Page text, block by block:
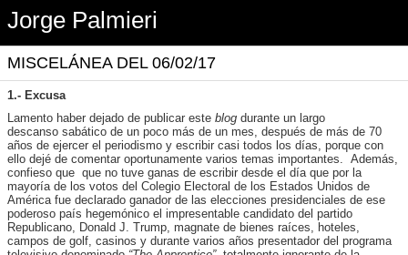
Jorge Palmieri
MISCELÁNEA DEL 06/02/17
1.- Excusa
Lamento haber dejado de publicar este blog durante un largo
descanso sabático de un poco más de un mes, después de más de 70
años de ejercer el periodismo y escribir casi todos los días, porque con
ello dejé de comentar oportunamente varios temas importantes. Además,
confieso que que no tuve ganas de escribir desde el día que por la
mayoría de los votos del Colegio Electoral de los Estados Unidos de
América fue declarado ganador de las elecciones presidenciales de ese
poderoso país hegemónico el impresentable candidato del partido
Republicano, Donald J. Trump, magnate de bienes raíces, hoteles,
campos de golf, casinos y durante varios años presentador del programa